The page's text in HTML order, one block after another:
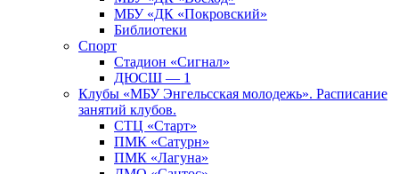
МБУ «ДК «Покровский»
Библиотеки
Спорт
Стадион «Сигнал»
ДЮСШ — 1
Клубы «МБУ Энгельсская молодежь». Расписание
занятий клубов.
СТЦ «Старт»
ПМК «Сатурн»
ПМК «Лагуна»